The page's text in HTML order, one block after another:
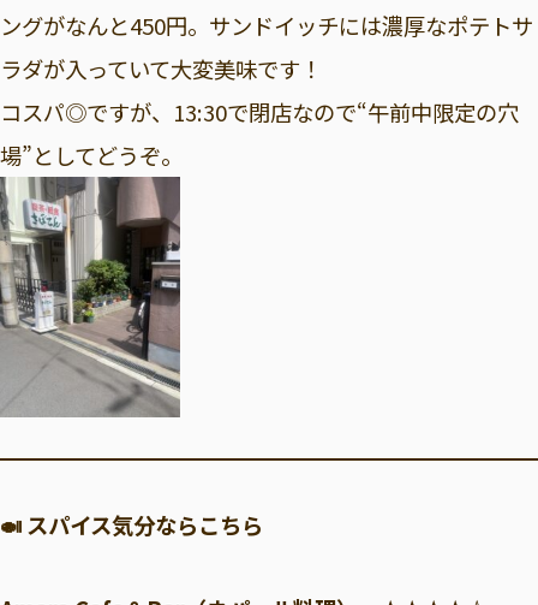
ングがなんと450円。サンドイッチには濃厚なポテトサ
ラダが入っていて大変美味です！
コスパ◎ですが、13:30で閉店なので“午前中限定の穴
場”としてどうぞ。
🍛 スパイス気分ならこちら